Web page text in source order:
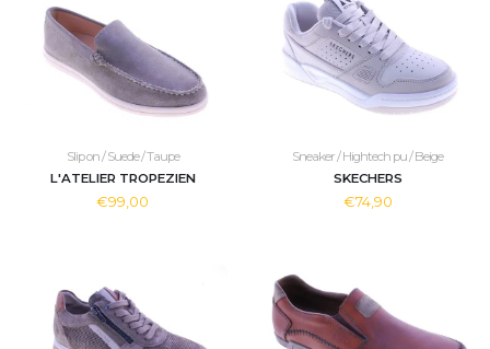
Slip on / Suede / Taupe
L'ATELIER TROPEZIEN
€99,00
Sneaker / Hightech pu / Beige
SKECHERS
€74,90